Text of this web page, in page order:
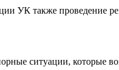
УК также проведение
ситуации, которые